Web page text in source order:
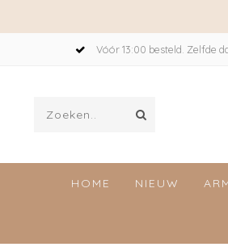
Vóór 13:00 besteld. Zelfde
HOME NIEUW